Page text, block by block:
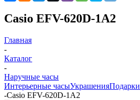
Casio EFV-620D-1A2
Главная
-
Каталог
-
Наручные часы
Интерьерные часыУкрашенияПодарки
-Casio EFV-620D-1A2